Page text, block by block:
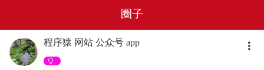
圈子
程序猿 网站 公众号 app